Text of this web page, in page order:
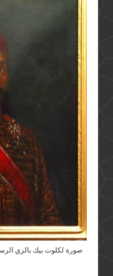
صورة لكلوت بيك بالزي